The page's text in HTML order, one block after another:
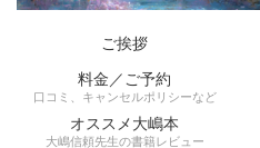
ご挨拶
料金／ご予約
口コミ、キャンセルポリシーなど
オススメ大嶋本
大嶋信頼先生の書籍レビュー